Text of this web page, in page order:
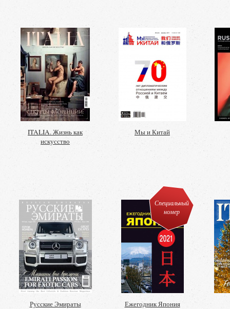
ITALIA. Жизнь как
искусство
Мы и Китай
Русские Эмираты
Специальный
номер
Ежегодник Япония